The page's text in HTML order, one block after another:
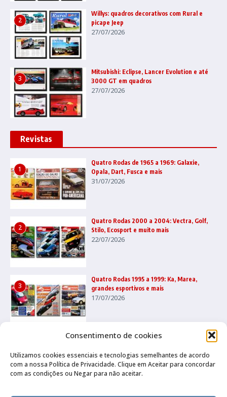
Consentimento de cookies
Utilizamos cookies essenciais e tecnologias semelhantes de acordo
com a nossa Política de Privacidade. Clique em Aceitar para concordar
com as condições ou Negar para não aceitar.
2
Willys: quadros decorativos com Rural e
picape Jeep
27/07/2026
3
Mitsubishi: Eclipse, Lancer Evolution e até
3000 GT em quadros
27/07/2026
Revistas
1
Quatro Rodas de 1965 a 1969: Galaxie,
Opala, Dart, Fusca e mais
31/07/2026
2
Quatro Rodas 2000 a 2004: Vectra, Golf,
Stilo, Ecosport e muito mais
22/07/2026
3
Quatro Rodas 1995 a 1999: Ka, Marea,
grandes esportivos e mais
17/07/2026